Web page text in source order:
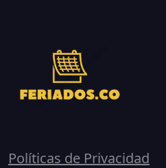
Políticas de Privacidad